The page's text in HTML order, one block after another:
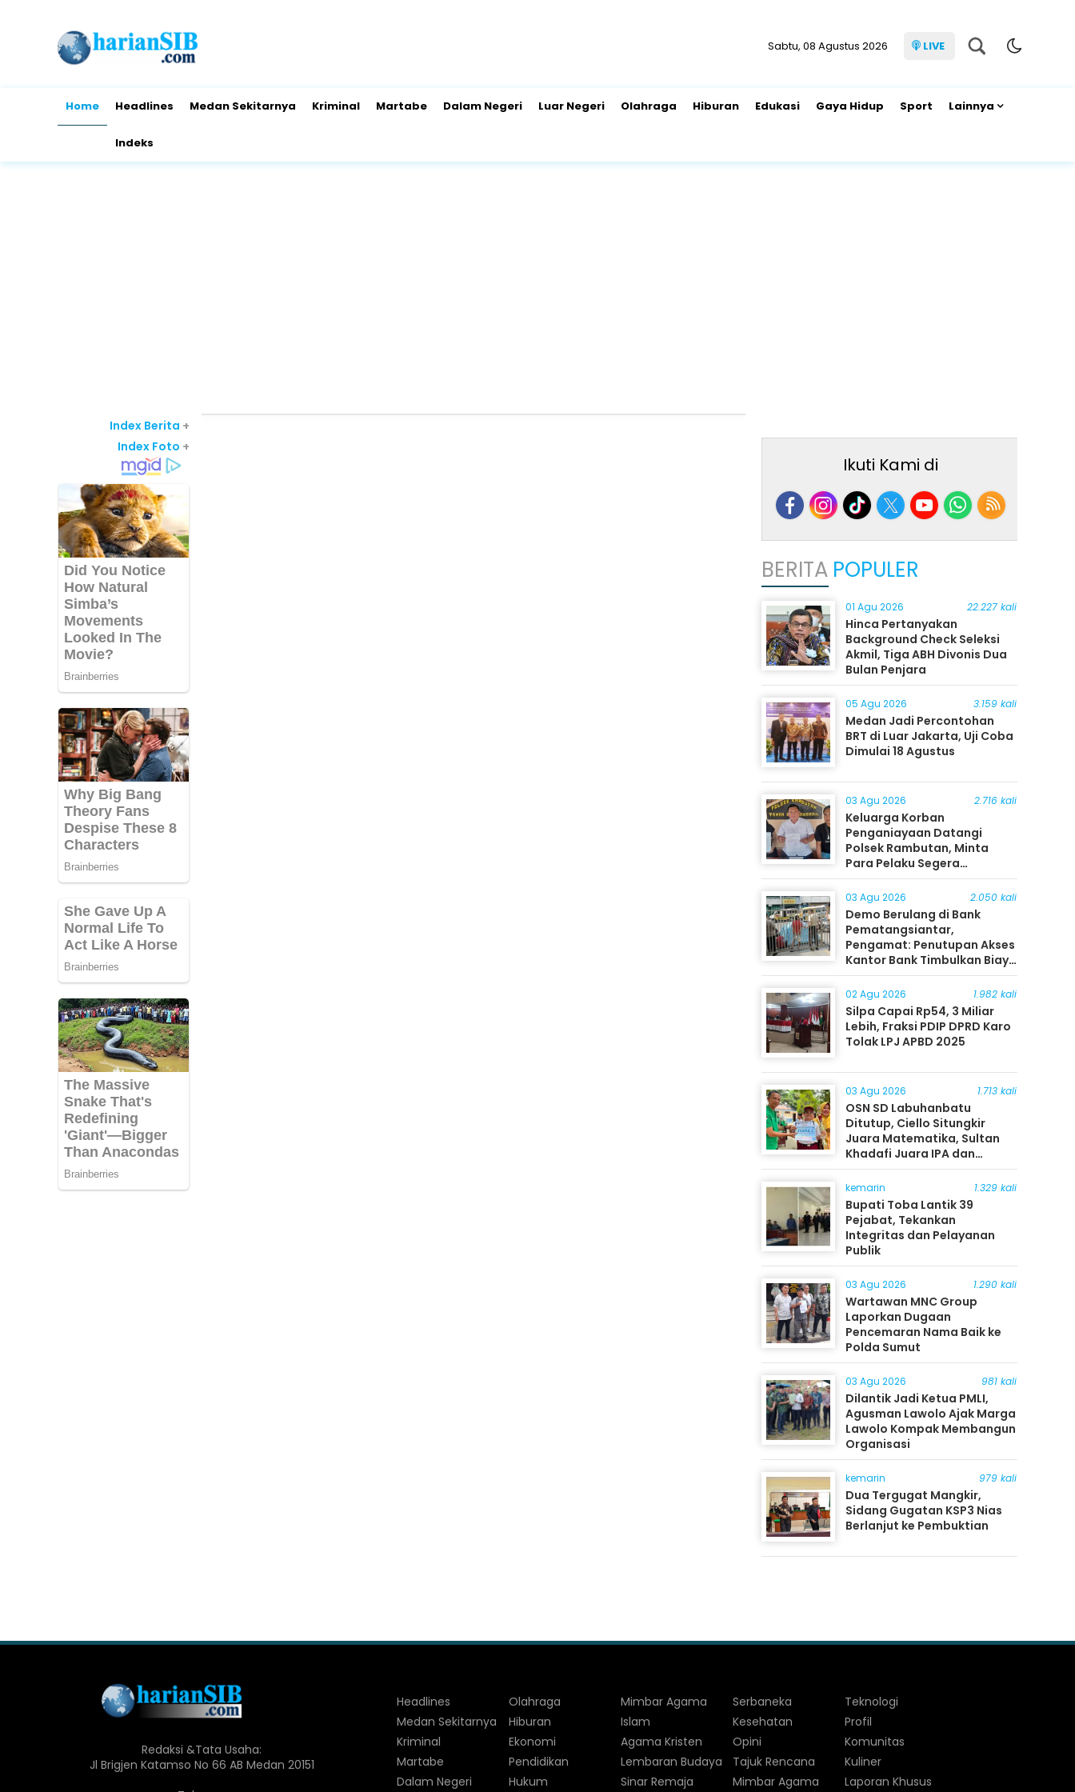
Sabtu, 08 Agustus 2026 LIVE
Home Headlines Medan Sekitarnya Kriminal Martabe Dalam Negeri Luar Negeri Olahraga Hiburan Edukasi Gaya Hidup Sport Lainnya
Indeks
Index Berita +
Index Foto +
Ikuti Kami di
BERITA POPULER
01 Agu 2026 22.227 kali
Hinca Pertanyakan
Background Check Seleksi
Akmil, Tiga ABH Divonis Dua
Bulan Penjara
05 Agu 2026 3.159 kali
Medan Jadi Percontohan
BRT di Luar Jakarta, Uji Coba
Dimulai 18 Agustus
03 Agu 2026 2.716 kali
Keluarga Korban
Penganiayaan Datangi
Polsek Rambutan, Minta
Para Pelaku Segera
Ditangkap
03 Agu 2026 2.050 kali
Demo Berulang di Bank
Pematangsiantar,
Pengamat: Penutupan Akses
Kantor Bank Timbulkan Biaya
Ekonomi bagi Masyarakat
02 Agu 2026 1.982 kali
Silpa Capai Rp54, 3 Miliar
Lebih, Fraksi PDIP DPRD Karo
Tolak LPJ APBD 2025
03 Agu 2026 1.713 kali
OSN SD Labuhanbatu
Ditutup, Ciello Situngkir
Juara Matematika, Sultan
Khadafi Juara IPA dan
Timothy Rangkuti Juara IPS
kemarin 1.329 kali
Bupati Toba Lantik 39
Pejabat, Tekankan
Integritas dan Pelayanan
Publik
03 Agu 2026 1.290 kali
Wartawan MNC Group
Laporkan Dugaan
Pencemaran Nama Baik ke
Polda Sumut
03 Agu 2026 981 kali
Dilantik Jadi Ketua PMLI,
Agusman Lawolo Ajak Marga
Lawolo Kompak Membangun
Organisasi
kemarin 979 kali
Dua Tergugat Mangkir,
Sidang Gugatan KSP3 Nias
Berlanjut ke Pembuktian
Redaksi &Tata Usaha:
Jl Brigjen Katamso No 66 AB Medan 20151
Headlines
Medan Sekitarnya
Kriminal
Martabe
Dalam Negeri
Olahraga
Hiburan
Ekonomi
Pendidikan
Hukum
Mimbar Agama
Islam
Agama Kristen
Lembaran Budaya
Sinar Remaja
Serbaneka
Kesehatan
Opini
Tajuk Rencana
Mimbar Agama
Teknologi
Profil
Komunitas
Kuliner
Laporan Khusus